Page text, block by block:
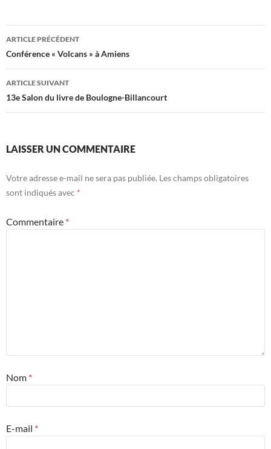
Navigation
des
articles
ARTICLE PRÉCÉDENT
Conférence « Volcans » à Amiens
ARTICLE SUIVANT
13e Salon du livre de Boulogne-Billancourt
LAISSER UN COMMENTAIRE
Votre adresse e-mail ne sera pas publiée. Les champs obligatoires
sont indiqués avec *
Commentaire *
Nom *
E-mail *